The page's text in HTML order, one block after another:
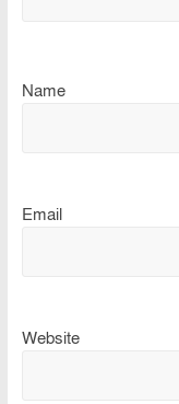
Name
Email
Website